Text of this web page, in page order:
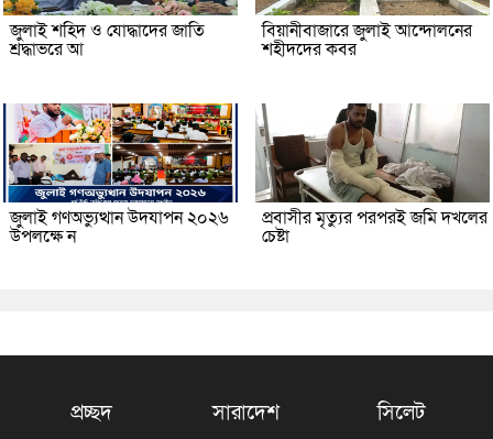
জুলাই শহিদ ও যোদ্ধাদের জাতি
শ্রদ্ধাভরে আ
বিয়ানীবাজারে জুলাই আন্দোলনের
শহীদদের কবর
জুলাই গণঅভ্যুত্থান উদযাপন ২০২৬
উপলক্ষে ন
প্রবাসীর মৃত্যুর পরপরই জমি দখলের
চেষ্টা
প্রচ্ছদ সারাদেশ
সিলেট